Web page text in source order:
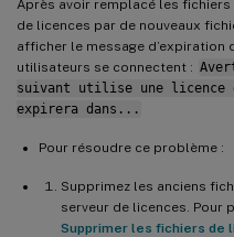
Après avoir remplacé les fichiers
de licences par de nouveaux
afficher le message d’expiration
utilisateurs se connectent :
suivant utilise une licence
expirera dans...
Pour résoudre ce problème :
Supprimez les anciens
serveur de licences. Pour
Supprimer les fichiers de